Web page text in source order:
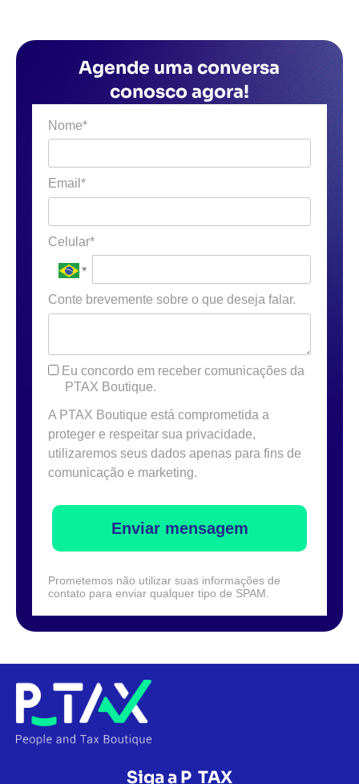
Agende uma conversa
conosco agora!
Nome*
Email*
Celular*
Conte brevemente sobre o que deseja falar.
Eu concordo em receber comunicações da
PTAX Boutique.
A PTAX Boutique está comprometida a
proteger e respeitar sua privacidade,
utilizaremos seus dados apenas para fins de
comunicação e marketing.
Enviar mensagem
Prometemos não utilizar suas informações de
contato para enviar qualquer tipo de SPAM.
Siga a P_TAX